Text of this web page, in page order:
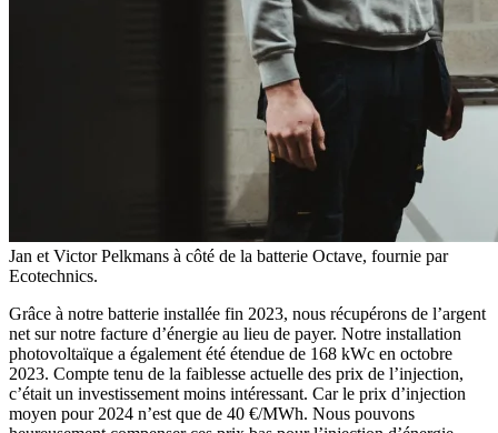
Jan et Victor Pelkmans à côté de la batterie Octave, fournie par
Ecotechnics.
Grâce à notre batterie installée fin 2023, nous récupérons de l’argent
net sur notre facture d’énergie au lieu de payer. Notre installation
photovoltaïque a également été étendue de 168 kWc en octobre
2023. Compte tenu de la faiblesse actuelle des prix de l’injection,
c’était un investissement moins intéressant. Car le prix d’injection
moyen pour 2024 n’est que de 40 €/MWh. Nous pouvons